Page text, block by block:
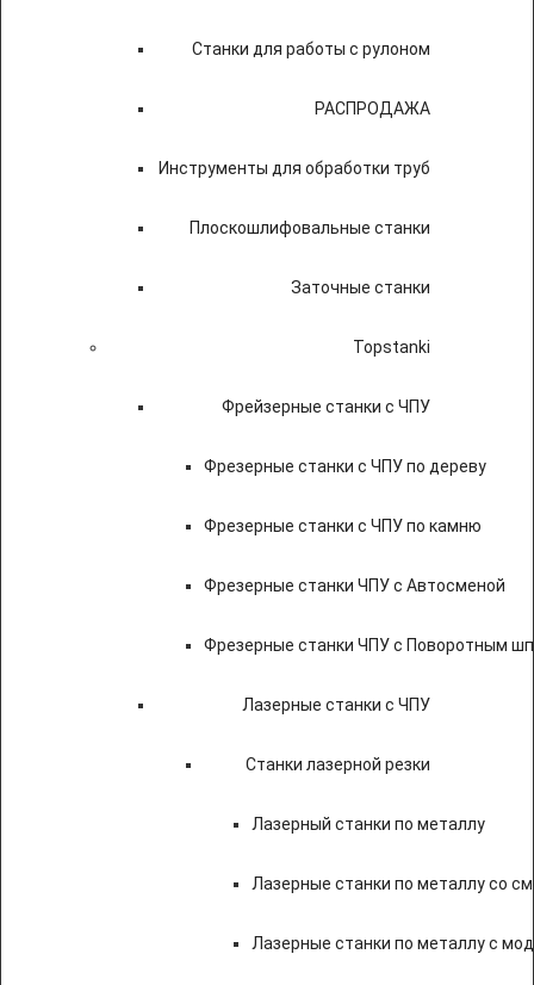
Станки для работы с рулоном
РАСПРОДАЖА
Инструменты для обработки труб
Плоскошлифовальные станки
Заточные станки
Topstanki
Фрейзерные станки с ЧПУ
Фрезерные станки с ЧПУ по дереву
Фрезерные станки с ЧПУ по камню
Фрезерные станки ЧПУ с Автосменой
Фрезерные станки ЧПУ с Поворотным
Лазерные станки с ЧПУ
Станки лазерной резки
Лазерный станки по металлу
Лазерные станки по металлу со
Лазерные станки по металлу с